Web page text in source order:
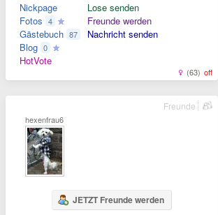
Nickpage
Fotos 4
Gästebuch 87
Blog 0
HotVote
Lose senden
Freunde werden
Nachricht senden
(63) off
hexenfrau61
JETZT Freunde werden
Freunde